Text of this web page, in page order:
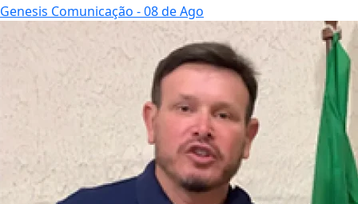
Genesis Comunicação - 08 de Ago